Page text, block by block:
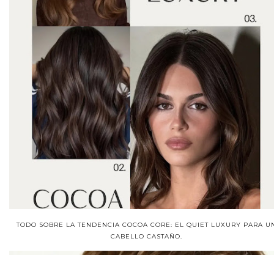
TODO SOBRE LA TENDENCIA COCOA CORE: EL QUIET LUXURY PARA
CABELLO CASTAÑO.